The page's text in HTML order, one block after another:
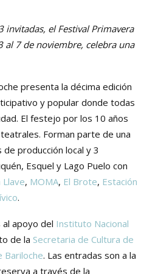
invitadas, el Festival Primavera
al 7 de noviembre, celebra una
presenta la décima edición
y popular donde todas
El festejo por los 10 años
Forman parte de una
producción local y 3
Esquel y Lago Puelo con
Llave, MOMA, El Brote, Estación
.
apoyo del Instituto Nacional
de la Secretaria de Cultura de
Bariloche. Las entradas son a la
a través de la